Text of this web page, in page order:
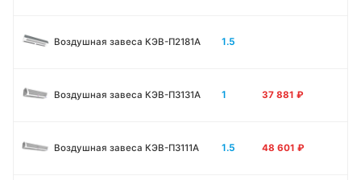
Воздушная завеса КЭВ-П2181A 1.5
Воздушная завеса КЭВ-П3131A 1 37 881 ₽
Воздушная завеса КЭВ-П3111A 1.5 48 601 ₽